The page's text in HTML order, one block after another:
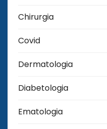
Chirurgia
Covid
Dermatologia
Diabetologia
Ematologia